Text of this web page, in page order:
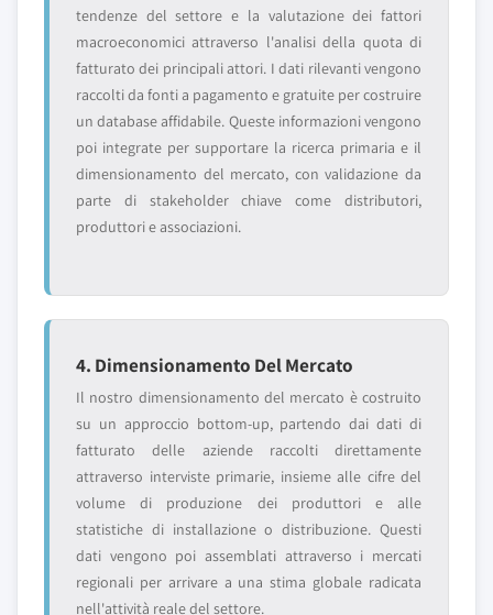
tendenze del settore e la valutazione dei fattori
macroeconomici attraverso l'analisi della quota di
fatturato dei principali attori. I dati rilevanti vengono
raccolti da fonti a pagamento e gratuite per costruire
un database affidabile. Queste informazioni vengono
poi integrate per supportare la ricerca primaria e il
dimensionamento del mercato, con validazione da
parte di stakeholder chiave come distributori,
produttori e associazioni.
4. Dimensionamento Del Mercato
Il nostro dimensionamento del mercato è costruito
su un approccio bottom-up, partendo dai dati di
fatturato delle aziende raccolti direttamente
attraverso interviste primarie, insieme alle cifre del
volume di produzione dei produttori e alle
statistiche di installazione o distribuzione. Questi
dati vengono poi assemblati attraverso i mercati
regionali per arrivare a una stima globale radicata
nell'attività reale del settore.